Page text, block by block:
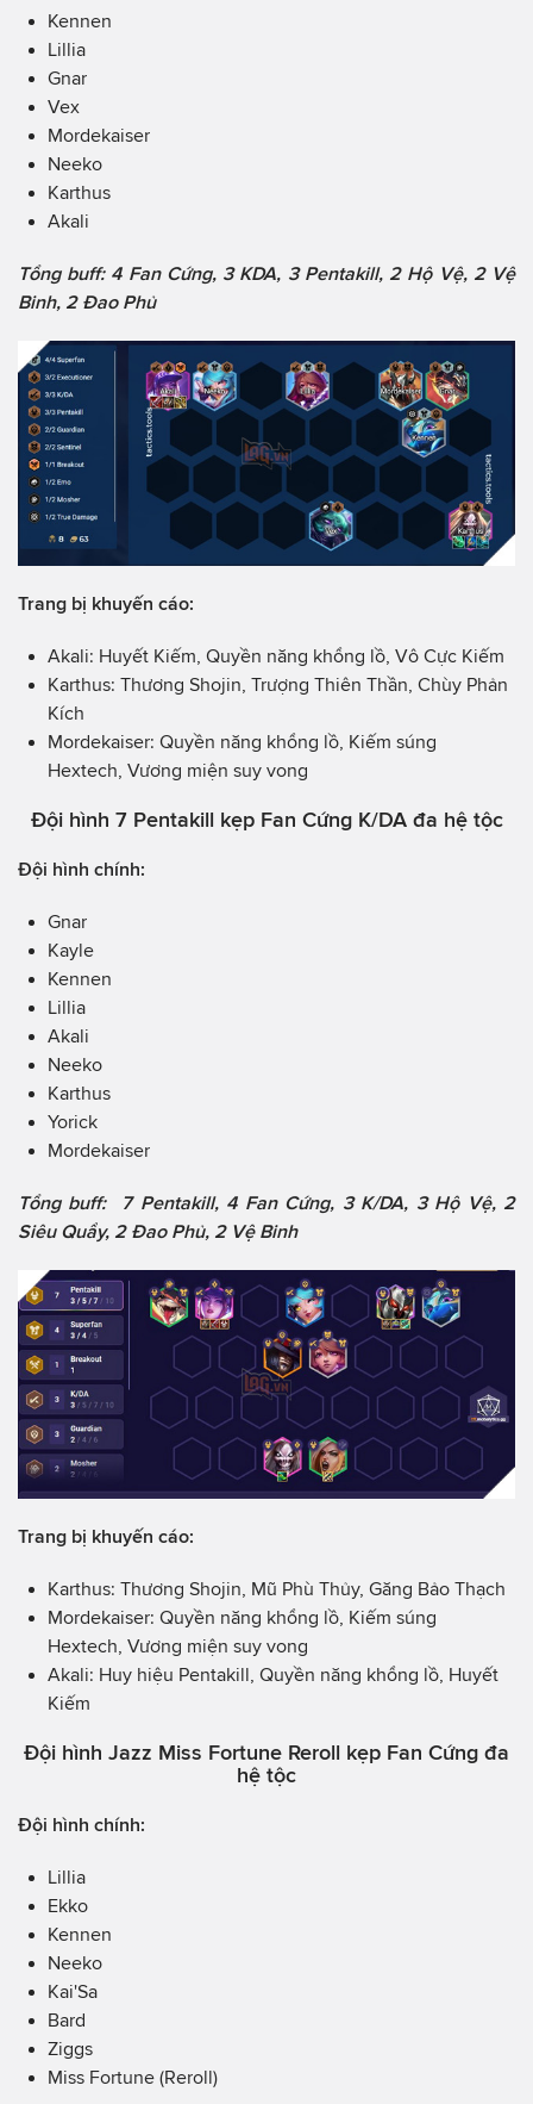
Kennen
Lillia
Gnar
Vex
Mordekaiser
Neeko
Karthus
Akali
Tổng buff: 4 Fan Cứng, 3 KDA, 3 Pentakill, 2 Hộ Vệ, 2 Vệ
Binh, 2 Đao Phủ
Trang bị khuyến cáo:
Akali: Huyết Kiếm, Quyền năng khổng lồ, Vô Cực Kiếm
Karthus: Thương Shojin, Trượng Thiên Thần, Chùy Phản
Kích
Mordekaiser: Quyền năng khổng lồ, Kiếm súng
Hextech, Vương miện suy vong
Đội hình 7 Pentakill kẹp Fan Cứng K/DA đa hệ tộc
Đội hình chính:
Gnar
Kayle
Kennen
Lillia
Akali
Neeko
Karthus
Yorick
Mordekaiser
Tổng buff: 7 Pentakill, 4 Fan Cứng, 3 K/DA, 3 Hộ Vệ, 2
Siêu Quẩy, 2 Đao Phủ, 2 Vệ Binh
Trang bị khuyến cáo:
Karthus: Thương Shojin, Mũ Phù Thủy, Găng Bảo Thạch
Mordekaiser: Quyền năng khổng lồ, Kiếm súng
Hextech, Vương miện suy vong
Akali: Huy hiệu Pentakill, Quyền năng khổng lồ, Huyết
Kiếm
Đội hình Jazz Miss Fortune Reroll kẹp Fan Cứng đa
hệ tộc
Đội hình chính:
Lillia
Ekko
Kennen
Neeko
Kai'Sa
Bard
Ziggs
Miss Fortune (Reroll)